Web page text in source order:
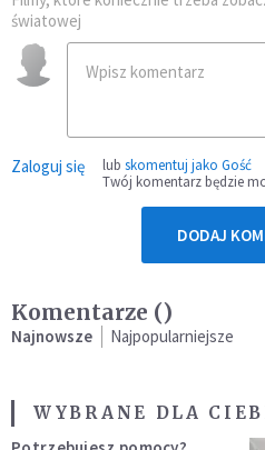
światowej
Zaloguj się lub skomentuj jako Gość
Twój komentarz będzie
DODAJ
Komentarze ()
Najnowsze Najpopularniejsze
WYBRANE DLA